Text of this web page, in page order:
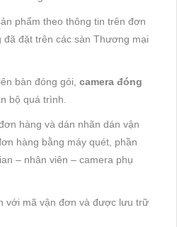
phẩm theo thông tin trên đơn
đã đặt trên các sàn Thương mại
bàn đóng gói, camera đóng
bộ quá trình.
hàng và dán nhãn dán vận
hàng bằng máy quét, phần
– nhân viên – camera phụ
với mã vận đơn và được lưu trữ